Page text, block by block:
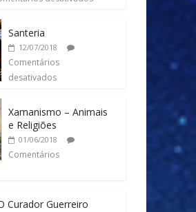
Santeria
12/07/2018
Comentários
desativados
Xamanismo – Animais
e Religiões
01/06/2018
Comentários
Curador Guerreiro